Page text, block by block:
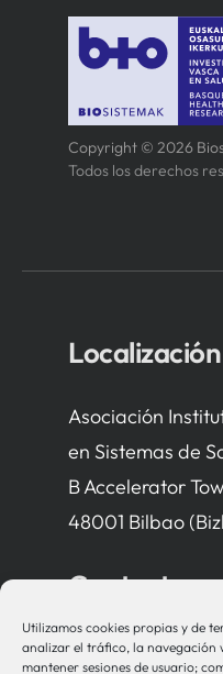
Utilizamos cookies propias y de
analizar el tráfico, la navegación
mantener sesiones de usuario;
Copyright © 2026
Todos los derechos
Localización
Asociación
en Sistemas de
B Accelerator
48001 Bilbao
Contacto
bio-